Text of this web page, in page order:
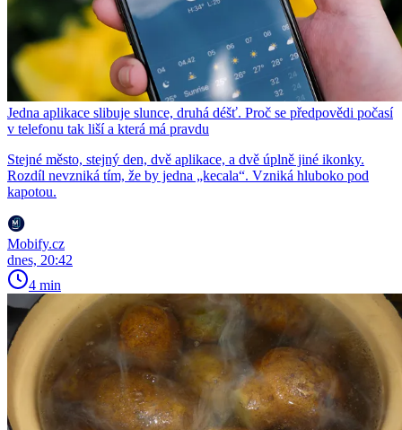
Jedna aplikace slibuje slunce, druhá déšť. Proč se předpovědi počasí
v telefonu tak liší a která má pravdu
Stejné město, stejný den, dvě aplikace, a dvě úplně jiné ikonky.
Rozdíl nevzniká tím, že by jedna „kecala“. Vzniká hluboko pod
kapotou.
Mobify.cz
dnes, 20:42
4 min